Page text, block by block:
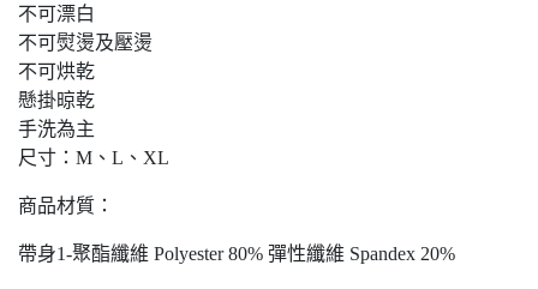
不可漂白
不可熨燙及壓燙
不可烘乾
懸掛晾乾
手洗為主
尺寸：M、L、XL
商品材質：
帶身1-聚酯纖維 Polyester 80% 彈性纖維 Spandex 20%